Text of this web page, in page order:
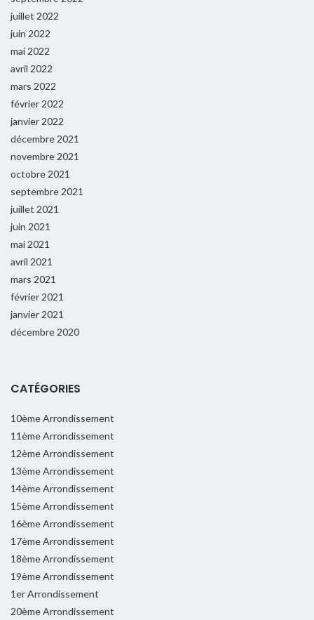
juillet 2022
juin 2022
mai 2022
avril 2022
mars 2022
février 2022
janvier 2022
décembre 2021
novembre 2021
octobre 2021
septembre 2021
juillet 2021
juin 2021
mai 2021
avril 2021
mars 2021
février 2021
janvier 2021
décembre 2020
CATÉGORIES
10ème Arrondissement
11ème Arrondissement
12ème Arrondissement
13ème Arrondissement
14ème Arrondissement
15ème Arrondissement
16ème Arrondissement
17ème Arrondissement
18ème Arrondissement
19ème Arrondissement
1er Arrondissement
20ème Arrondissement